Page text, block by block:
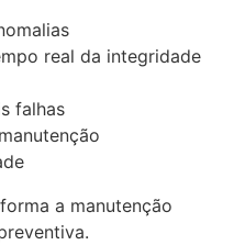
real da integridade
falhas
a manutenção